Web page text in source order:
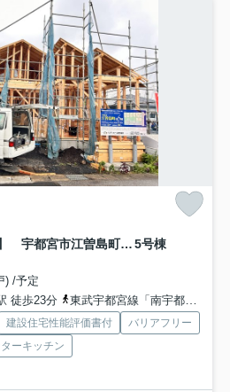
【ブルーミングガーデン】 宇都宮市江曽島町 全6邸 5号棟
) /予定
徒歩23分
東武宇都宮線「南宇都宮」駅 徒歩30分
建設住宅性能評価書付
バリアフリー
ーキッチン